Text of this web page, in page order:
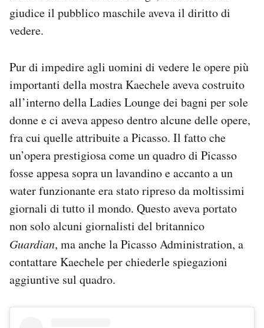
giudice il pubblico maschile aveva il diritto di
vedere.
Pur di impedire agli uomini di vedere le opere più
importanti della mostra Kaechele aveva costruito
all’interno della Ladies Lounge dei bagni per sole
donne e ci aveva appeso dentro alcune delle opere,
fra cui quelle attribuite a Picasso. Il fatto che
un’opera prestigiosa come un quadro di Picasso
fosse appesa sopra un lavandino e accanto a un
water funzionante era stato ripreso da moltissimi
giornali di tutto il mondo. Questo aveva portato
non solo alcuni giornalisti del britannico
Guardian, ma anche la Picasso Administration, a
contattare Kaechele per chiederle spiegazioni
aggiuntive sul quadro.